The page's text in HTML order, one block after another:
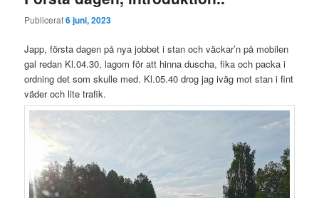
Publicerat6 juni, 2023
Japp, första dagen på nya jobbet i stan och väckar’n på mobilen
gal redan Kl.04.30, lagom för att hinna duscha, fika och packa i
ordning det som skulle med. Kl.05.40 drog jag iväg mot stan i fint
väder och lite trafik.